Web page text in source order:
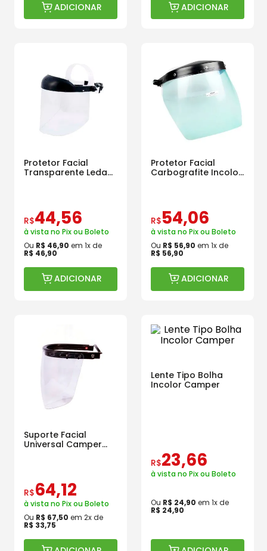
ADICIONAR ADICIONAR
Protetor Facial
Transparente Ledan
R$44,56
à vista no Pix ou Boleto
Ou R$ 46,90 em 1x de
R$ 46,90
ADICIONAR
Protetor Facial
Carbografite Incolor
R$54,06
à vista no Pix ou Boleto
Ou R$ 56,90 em 1x de
R$ 56,90
ADICIONAR
Suporte Facial
Universal Camper
Com Lente Bolha
R$64,12
à vista no Pix ou Boleto
Ou R$ 67,50 em 2x de
R$ 33,75
Lente Tipo Bolha
Incolor Camper
R$23,66
à vista no Pix ou Boleto
Ou R$ 24,90 em 1x de
R$ 24,90